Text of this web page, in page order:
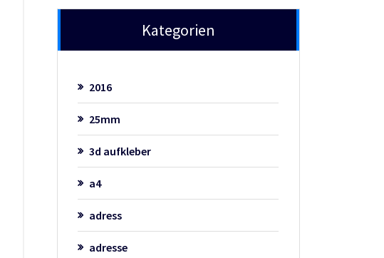
Kategorien
2016
25mm
3d aufkleber
a4
adress
adresse